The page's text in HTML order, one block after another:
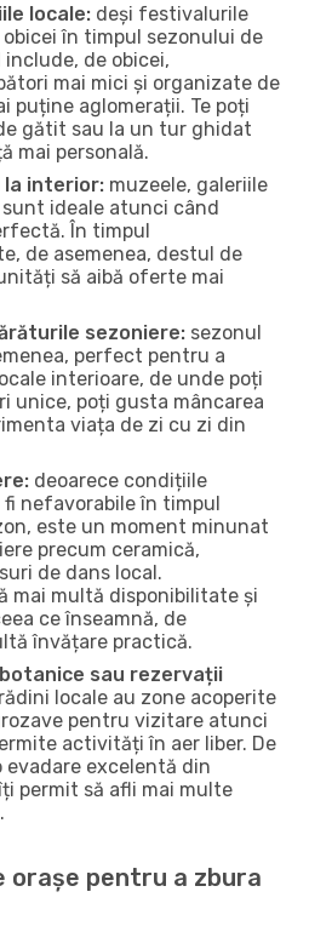
locale: deși festivalurile
în timpul sezonului de
de obicei,
mai mici și organizate de
puține aglomerații. Te poți
gătit sau la un tur ghidat
mai personală.
interior: muzeele, galeriile
ideale atunci când
În timpul
de asemenea, destul de
să aibă oferte mai
sezoniere: sezonul
perfect pentru a
interioare, de unde poți
unice, poți gusta mâncarea
viața de zi cu zi din
deoarece condițiile
nefavorabile în timpul
este un moment minunat
precum ceramică,
de dans local.
mai multă disponibilitate și
ce înseamnă, de
învățare practică.
sau rezervații
locale au zone acoperite
pentru vizitare atunci
activități în aer liber. De
evadare excelentă din
permit să afli mai multe
orașe pentru a zbura